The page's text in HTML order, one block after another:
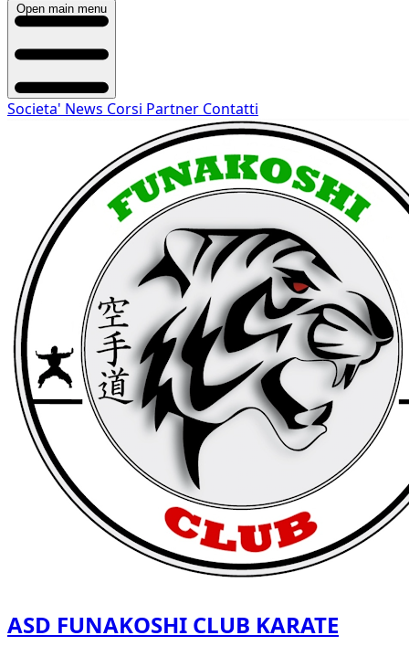
Open main menu
Societa' News Corsi Partner Contatti
ASD FUNAKOSHI CLUB KARATE